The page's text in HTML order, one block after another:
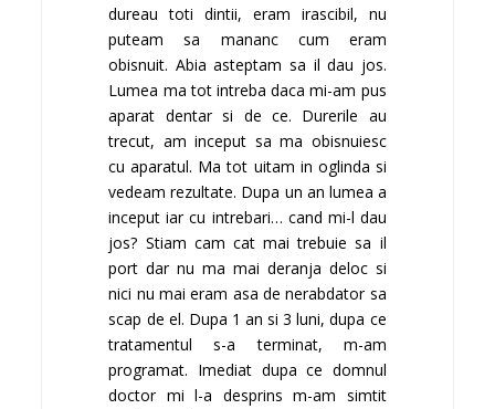
dureau toti dintii, eram irascibil, nu
puteam sa mananc cum eram
obisnuit. Abia asteptam sa il dau jos.
Lumea ma tot intreba daca mi-am pus
aparat dentar si de ce. Durerile au
trecut, am inceput sa ma obisnuiesc
cu aparatul. Ma tot uitam in oglinda si
vedeam rezultate. Dupa un an lumea a
inceput iar cu intrebari… cand mi-l dau
jos? Stiam cam cat mai trebuie sa il
port dar nu ma mai deranja deloc si
nici nu mai eram asa de nerabdator sa
scap de el. Dupa 1 an si 3 luni, dupa ce
tratamentul s-a terminat, m-am
programat. Imediat dupa ce domnul
doctor mi l-a desprins m-am simtit